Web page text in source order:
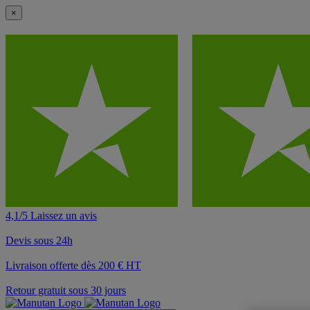
×
4,1/5 Laissez un avis
Devis sous 24h
Livraison offerte dès 200 € HT
Retour gratuit sous 30 jours